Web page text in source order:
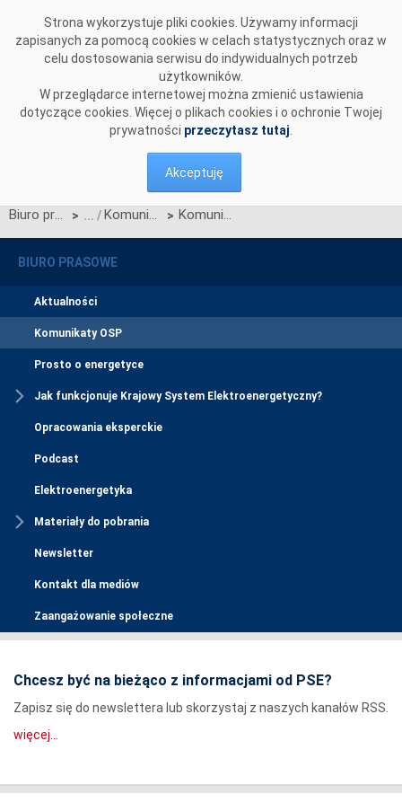
Strona wykorzystuje pliki cookies. Używamy informacji
zapisanych za pomocą cookies w celach statystycznych oraz w
celu dostosowania serwisu do indywidualnych potrzeb
użytkowników.
W przeglądarce internetowej można zmienić ustawienia
dotyczące cookies. Więcej o plikach cookies i o ochronie Twojej
prywatności przeczytasz tutaj
Akceptuję
Biuro prasowe > Komunikaty OSP > Komunikat OSP dotyczący zawieszenia procesu Jednolitego łączenia Rynków Dnia Bieżącego w dniu 11.06.2026.
BIURO PRASOWE
Aktualności
Komunikaty OSP
Prosto o energetyce
Jak funkcjonuje Krajowy System Elektroenergetyczny?
Opracowania eksperckie
Podcast
Elektroenergetyka
Materiały do pobrania
Newsletter
Kontakt dla mediów
Zaangażowanie społeczne
Chcesz być na bieżąco z informacjami od PSE?
Zapisz się do newslettera lub skorzystaj z naszych kanałów RSS.
więcej...